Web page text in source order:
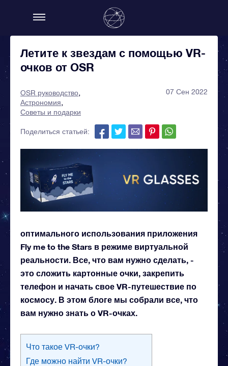
Летите к звездам с помощью VR-
очков от OSR
OSR руководство
Астрономия
Советы и подарки
07 Сен 2022
Поделиться статьей:
оптимального использования приложения
Fly me to the Stars в режиме виртуальной
реальности. Все, что вам нужно сделать, -
это сложить картонные очки, закрепить
телефон и начать свое VR-путешествие по
космосу. В этом блоге мы собрали все, что
вам нужно знать о VR-очках.
Что такое VR-очки?
Где можно найти VR-очки?